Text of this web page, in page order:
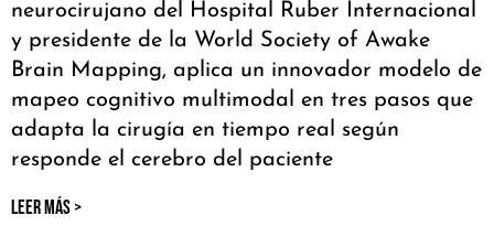
neurocirujano del Hospital Ruber Internacional
y presidente de la World Society of Awake
Brain Mapping, aplica un innovador modelo de
mapeo cognitivo multimodal en tres pasos que
adapta la cirugía en tiempo real según
responde el cerebro del paciente
LEER MÁS >